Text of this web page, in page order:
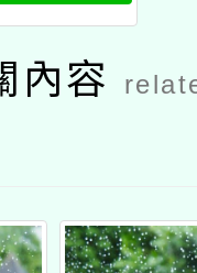
內容